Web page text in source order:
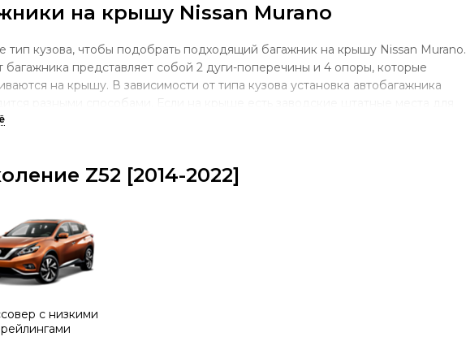
на крышу Nissan Murano
тип кузова, чтобы подобрать подходящий багажник на крышу Nissan Murano.
багажника представляет собой 2 дуги-поперечины и 4 опоры, которые
на крышу. В зависимости от типа кузова установка автобагажника
разными способами. Если на крыше есть заводские штатные места для
багажной системы, то опора будет учитывать именно такой тип крепления. В
непосредственно на рейлинги.
Z52 [2014-2022]
с низкими
рейлингами